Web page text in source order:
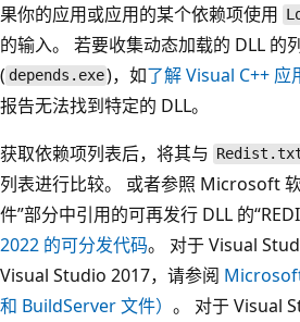
果你的应用或应用的某个依赖项使用
的输入。 若要收集动态加载的 DLL
( depends.exe)，如了解 Visual C++ 应
报告无法找到特定的 DLL。
获取依赖项列表后，将其与
列表进行比较。 或者参照 Microsoft
件”部分中引用的可再发行 DLL 的
2022 的可分发代码。 对于 Visual
Visual Studio 2017，请参阅
和 BuildServer 文件） 。 对于 Visual